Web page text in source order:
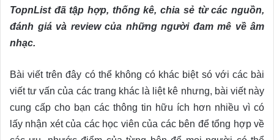
TopnList đã tập hợp, thống kê, chia sẻ từ các nguồn,
đánh giá và review của những người đam mê về âm
nhạc.
Bài viết trên đây có thể không có khác biệt só với các bài
viết tư vấn của các trang khác là liệt kê nhưng, bài viết này
cung cấp cho bạn các thông tin hữu ích hơn nhiều vì có
lấy nhận xét của các học viên của các bên để tổng hợp về